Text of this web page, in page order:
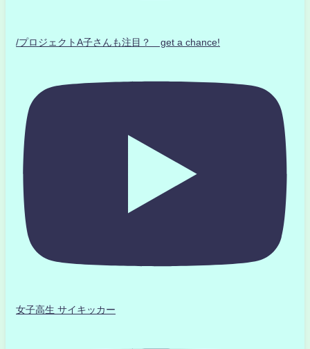
/プロジェクトA子さんも注目？ get a chance!
女子高生 サイキッカー